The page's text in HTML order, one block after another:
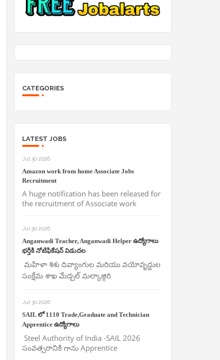
CATEGORIES
LATEST JOBS
Jul 30 2026
Amazon work from home Associate Jobs
Recruitment
A huge notification has been released for
the recruitment of Associate work
Jul 30 2026
Anganwadi Teacher, Anganwadi Helper ఉద్యోగాలు
భర్తీకి నోటిఫికేషన్ విడుదల
మహిళా శిశు దివ్యాంగుల మరియు వయోవృద్దుల
సంక్షేమ శాఖ మేడ్చల్ మల్కాజ్గిరి
Jul 30 2026
SAIL లో 1110 Trade,Graduate and Technician
Apprentice ఉద్యోగాలు
Steel Authority of India -SAIL 2026
సంవత్సరానికి గాను Apprentice